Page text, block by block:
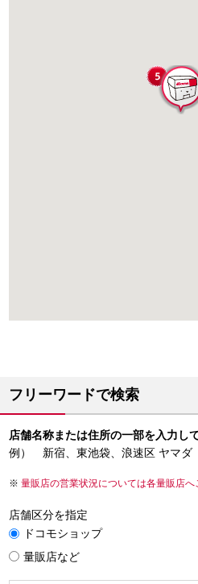
フリーワードで検索
店舗名称または住所の一部を入力し
例） 新宿、東池袋、浪速区 ヤマダ
量販店の営業状況については各量販店へ
店舗区分を指定
ドコモショップ
量販店など